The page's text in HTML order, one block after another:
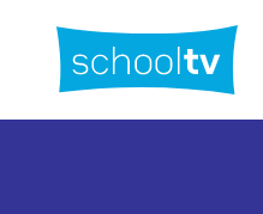
hoofdinhoud